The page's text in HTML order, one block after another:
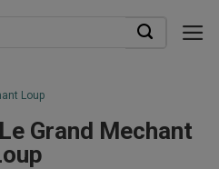
Loup
Grand Mechant